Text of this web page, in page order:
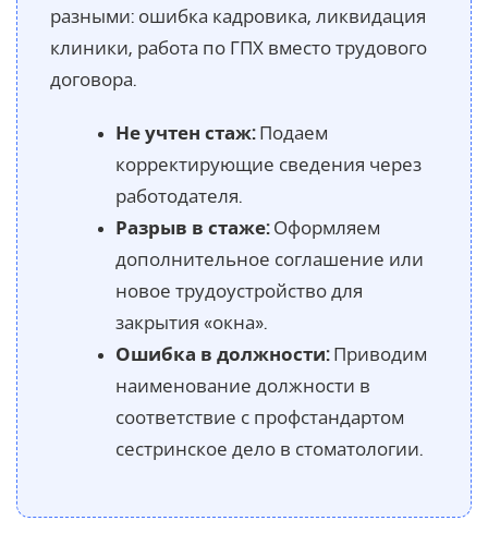
разными: ошибка кадровика, ликвидация
клиники, работа по ГПХ вместо трудового
договора.
Не учтен стаж:Подаем
корректирующие сведения через
работодателя.
Разрыв в стаже:Оформляем
дополнительное соглашение или
новое трудоустройство для
закрытия «окна».
Ошибка в должности:Приводим
наименование должности в
соответствие с профстандартом
сестринское дело в стоматологии.